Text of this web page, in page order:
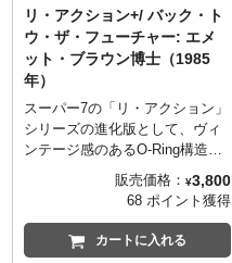
れている「インターギャラクテ
ィック」から、ついに交通誘導
員に扮したビースティの面々の
リアクションフィギュアが登
場！日本で撮影された映像も印
象的なMV中に登場する、3人の
姿の立体化はまさに待望！！レ
させるマニアックなラインナッ
プ。3.75インチのミニフィギュ
アだけではなく、そのパッケー
ジまで「ひとつの作品」とす
リ・アクション+/ バック・ト
ウ・ザ・フューチャー: エメ
ット・ブラウン博士（1985
年）
スーパー7の「リ・アクション」
シリーズの進化版として、ヴィ
ンテージ感のあるO-Ring構造を
採用し可動ヵ所をプラスした
「リ・アクション+（プラ
ス）」。1980年代だけではなく
SF映画を代表する傑作『バッ
ク・トウ・ザ・フューチャー』
販売価格： ¥3,800
68 ポイント獲得
カートに入れる